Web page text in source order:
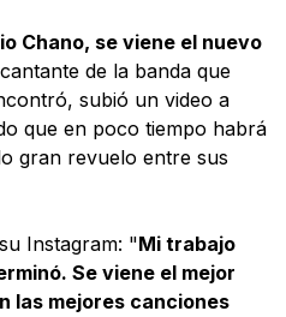
Chano, se viene el nuevo
de la banda que
subió un video a
que en poco tiempo habrá
gran revuelo entre sus
Instagram: "Mi trabajo
Se viene el mejor
las mejores canciones